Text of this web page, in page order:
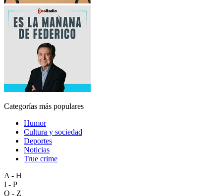
Categorías más populares
Humor
Cultura y sociedad
Deportes
Noticias
True crime
A - H
I - P
Q - Z